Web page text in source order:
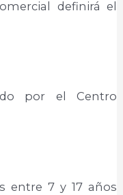
definirá el
por el Centro
entre 7 y 17 años